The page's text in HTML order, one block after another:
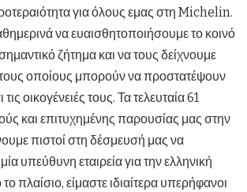
για όλους εμας στη Michelin.
να ευαισθητοποιήσουμε το κοινό
ζήτημα και να τους δείχνουμε
οποίους μπορούν να προστατέψουν
οικογένειές τους. Τα τελευταία 61
και επιτυχημένης παρουσίας μας στην
πιστοί στη δέσμευσή μας να
υπεύθυνη εταιρεία για την ελληνική
πλαίσιο, είμαστε ιδιαίτερα υπερήφανοι